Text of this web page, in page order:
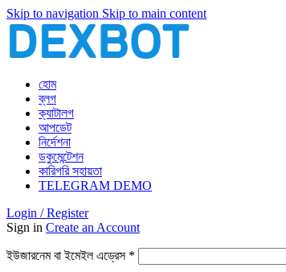
Skip to navigation Skip to main content
হোম
ব্লগ
ক্যাটালগ
আপডেট
নির্দেশনা
ডকুমেন্টেশন
কারিগরি সহায়তা
TELEGRAM DEMO
Login / Register
Sign in Create an Account
ইউজারনেম বা ইমেইল এড্রেস *